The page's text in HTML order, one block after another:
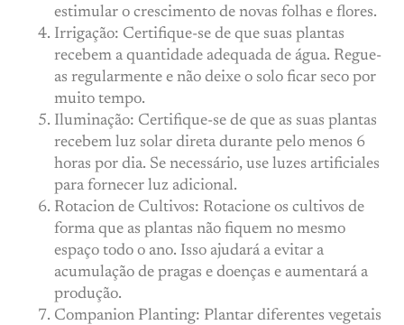
estimular o crescimento de novas folhas e flores.
Irrigação: Certifique-se de que suas plantas
recebem a quantidade adequada de água. Regue-
as regularmente e não deixe o solo ficar seco por
muito tempo.
Iluminação: Certifique-se de que as suas plantas
recebem luz solar direta durante pelo menos 6
horas por dia. Se necessário, use luzes artificiales
para fornecer luz adicional.
Rotacion de Cultivos: Rotacione os cultivos de
forma que as plantas não fiquem no mesmo
espaço todo o ano. Isso ajudará a evitar a
acumulação de pragas e doenças e aumentará a
produção.
Companion Planting: Plantar diferentes vegetais